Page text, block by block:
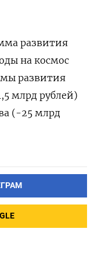
развития
на космос
развития
млрд рублей)
(-25 млрд